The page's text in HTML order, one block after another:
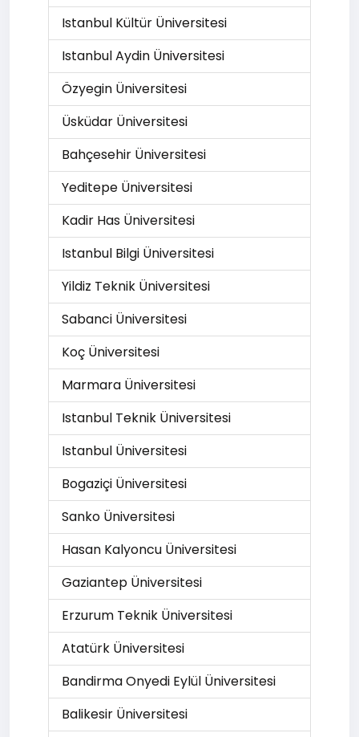
Istanbul Kültür Üniversitesi
Istanbul Aydin Üniversitesi
Özyegin Üniversitesi
Üsküdar Üniversitesi
Bahçesehir Üniversitesi
Yeditepe Üniversitesi
Kadir Has Üniversitesi
Istanbul Bilgi Üniversitesi
Yildiz Teknik Üniversitesi
Sabanci Üniversitesi
Koç Üniversitesi
Marmara Üniversitesi
Istanbul Teknik Üniversitesi
Istanbul Üniversitesi
Bogaziçi Üniversitesi
Sanko Üniversitesi
Hasan Kalyoncu Üniversitesi
Gaziantep Üniversitesi
Erzurum Teknik Üniversitesi
Atatürk Üniversitesi
Bandirma Onyedi Eylül Üniversitesi
Balikesir Üniversitesi